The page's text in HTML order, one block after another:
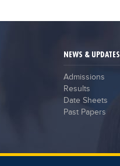
NEWS & UPDATES
Admissions
Results
Date Sheets
Past Papers